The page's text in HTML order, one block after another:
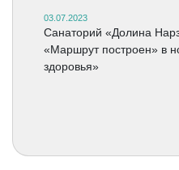
03.07.2023
Санаторий «Долина
«Маршрут построен» в
здоровья»